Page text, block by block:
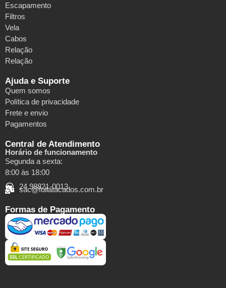
Escapamento
Filtros
Vela
Cabos
Relação
Relação
Ajuda e Suporte
Quem somos
Política de privacidade
Frete e envio
Pagamentos
Central de Atendimento
Horário de funcionamento
Segunda a sexta:
8:00 às 18:00
24 98821-0013
sac@fullatacados.com.br
Formas de Pagamento